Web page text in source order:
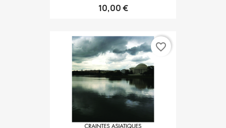
10,00 €
favorite_border